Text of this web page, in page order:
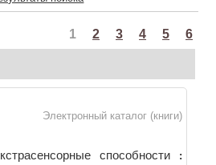
1 2 3 4 5 6
Электронный каталог (книги)
способности
: